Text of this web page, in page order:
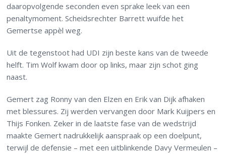
daaropvolgende seconden even sprake leek van een
penaltymoment. Scheidsrechter Barrett wuifde het
Gemertse appèl weg.
Uit de tegenstoot had UDI zijn beste kans van de tweede
helft. Tim Wolf kwam door op links, maar zijn schot ging
naast.
Gemert zag Ronny van den Elzen en Erik van Dijk afhaken
met blessures. Zij werden vervangen door Mark Kuijpers en
Thijs Fonken. Zeker in de laatste fase van de wedstrijd
maakte Gemert nadrukkelijk aanspraak op een doelpunt,
terwijl de defensie – met een uitblinkende Davy Vermeulen –